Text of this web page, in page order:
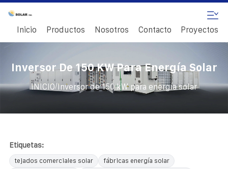
Inicio Productos Nosotros Contacto Proyectos
Inversor De 150 KW Para Energía Solar
INICIO/Inversor de 150 kW para energía solar
Etiquetas:
tejados comerciales solar
fábricas energía solar